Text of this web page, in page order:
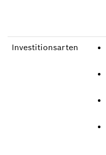
Investitionsarten